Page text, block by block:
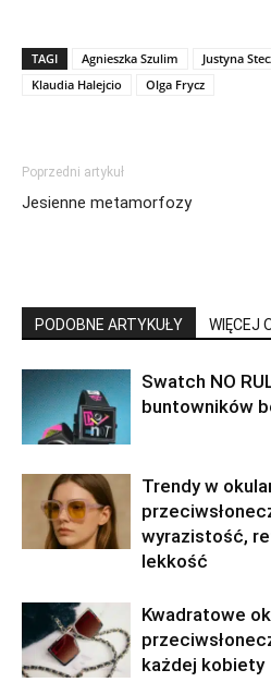
TAGI Agnieszka Szulim Justyna
Klaudia Halejcio
Olga Frycz
Poprzedni artykuł
Jesienne metamorfozy
PODOBNE ARTYKUŁY WIĘCEJ
Swatch NO
buntowników
Trendy w
wyrazistość,
lekkość
Kwadratowe
każdej kobiety